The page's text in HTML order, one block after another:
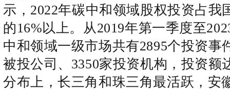
示，2022年碳中和领域股权投资占我
的16%以上。从2019年第一季度至
中和领域一级市场共有2895个投资事
被投公司、3350家投资机构，投资额
分布上，长三角和珠三角最活跃，安